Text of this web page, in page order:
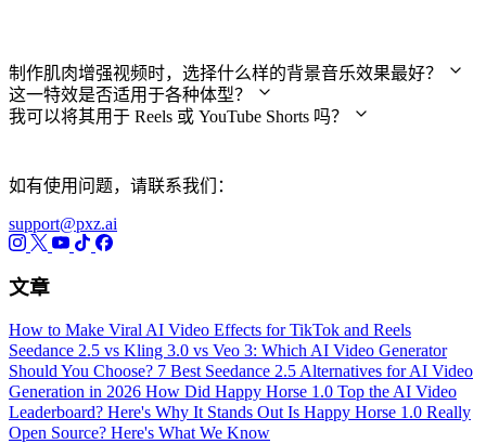
制作肌肉增强视频时，选择什么样的背景音乐效果最好？
这一特效是否适用于各种体型？
我可以将其用于 Reels 或 YouTube Shorts 吗？
如有使用问题，请联系我们：
support@pxz.ai
文章
How to Make Viral AI Video Effects for TikTok and Reels
Seedance 2.5 vs Kling 3.0 vs Veo 3: Which AI Video Generator
Should You Choose? 7 Best Seedance 2.5 Alternatives for AI Video
Generation in 2026 How Did Happy Horse 1.0 Top the AI Video
Leaderboard? Here's Why It Stands Out Is Happy Horse 1.0 Really
Open Source? Here's What We Know